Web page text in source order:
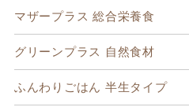
マザープラス 総合栄養食
グリーンプラス 自然食材
ふんわりごはん 半生タイプ